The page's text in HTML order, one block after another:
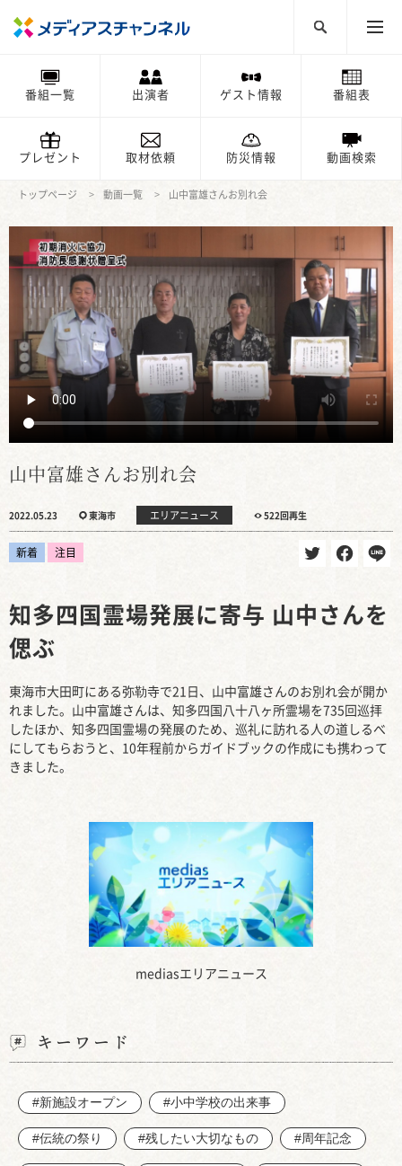
番組一覧 出演者 ゲスト情報 番組表
プレゼント 取材依頼 防災情報 動画検索
トップページ 動画一覧 山中富雄さんお別れ会
山中富雄さんお別れ会
2022.05.23 東海市 エリアニュース 522回再生
新着 注目
mediasエリアニュース
知多四国霊場発展に寄与 山中さんを
偲ぶ
東海市大田町にある弥勒寺で21日、山中富雄さんのお別れ会が開か
れました。山中富雄さんは、知多四国八十八ヶ所霊場を735回巡拝
したほか、知多四国霊場の発展のため、巡礼に訪れる人の道しるべ
にしてもらおうと、10年程前からガイドブックの作成にも携わって
きました。
キーワード
#新施設オープン #小中学校の出来事
#伝統の祭り #残したい大切なもの #周年記念